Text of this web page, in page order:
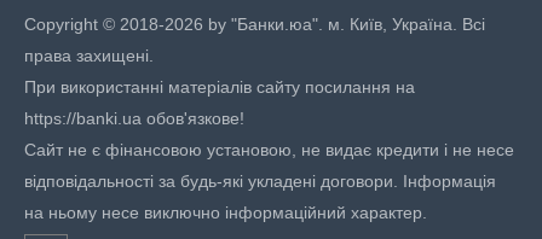
Copyright © 2018-2026 by "Банки.юа". м. Київ, Україна. Всі
права захищені.
При використанні матеріалів сайту посилання на
https://banki.ua обов'язкове!
Сайт не є фінансовою установою, не видає кредити і не несе
відповідальності за будь-які укладені договори. Інформація
на ньому несе виключно інформаційний характер.